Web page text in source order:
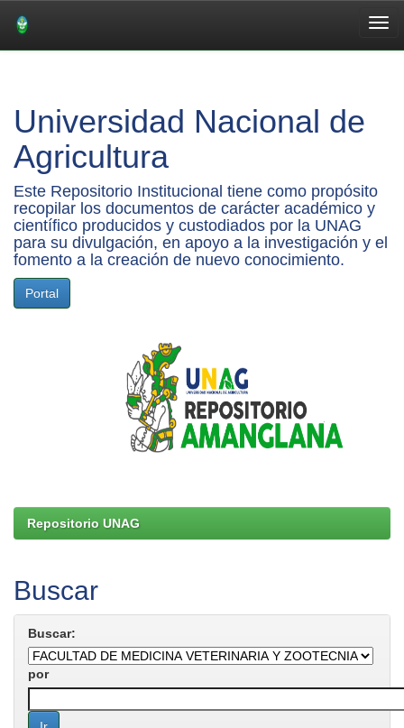
Universidad Nacional de
Agricultura
Este Repositorio Institucional tiene como propósito
recopilar los documentos de carácter académico y
científico producidos y custodiados por la UNAG
para su divulgación, en apoyo a la investigación y el
fomento a la creación de nuevo conocimiento.
Portal
Repositorio UNAG
Buscar
Buscar:
por